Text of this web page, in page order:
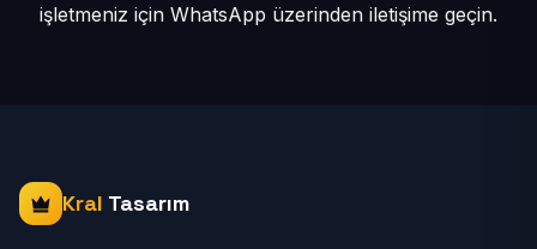
işletmeniz için WhatsApp üzerinden iletişime geçin.
Kral Tasarım